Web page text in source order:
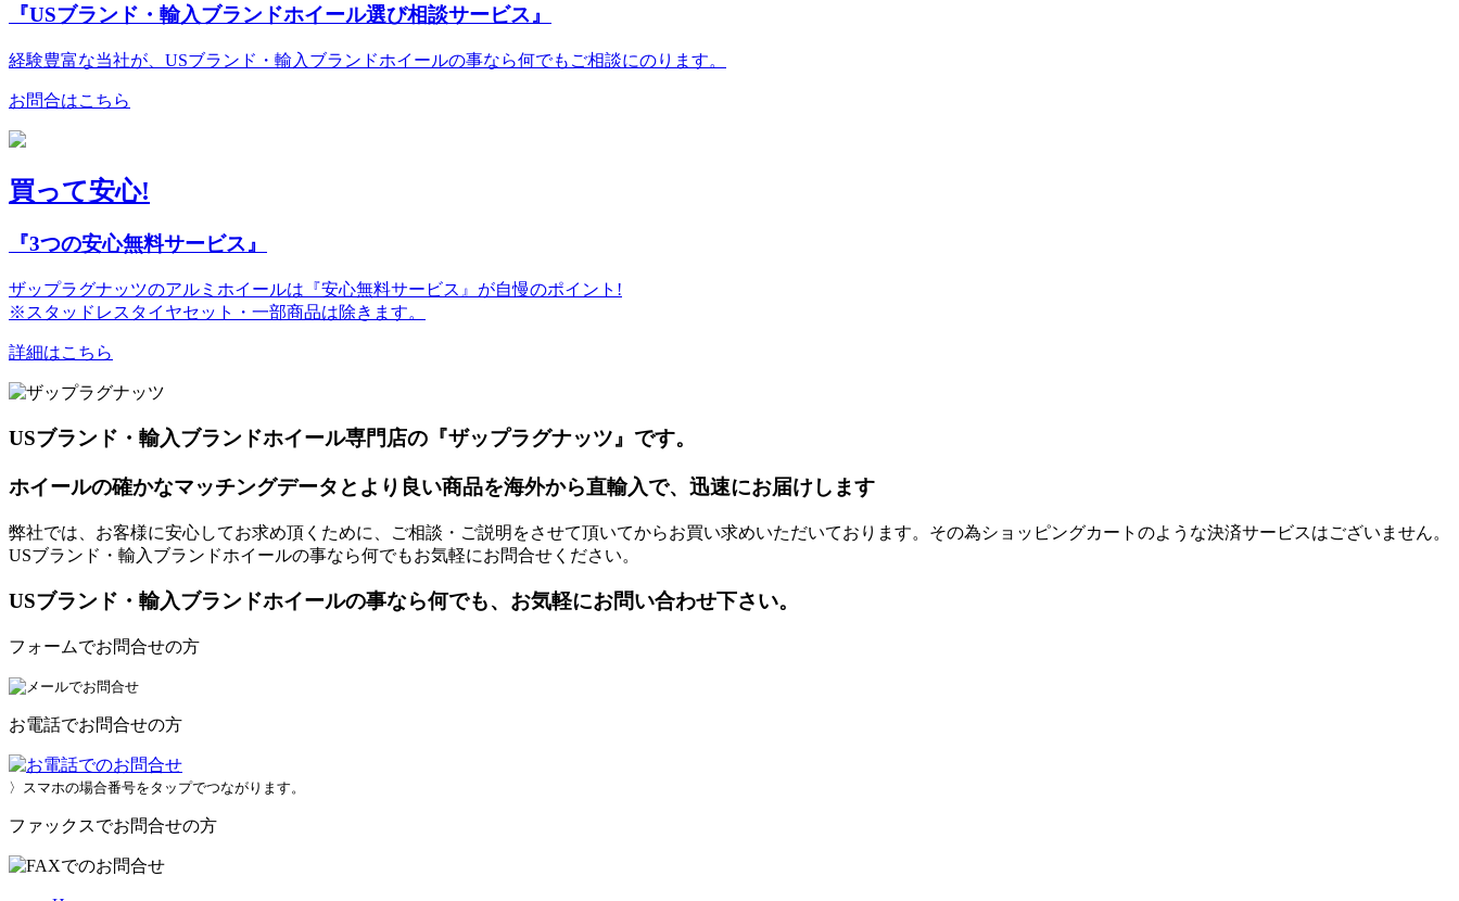
『USブランド・輸入ブランドホイール選び相談サービス』
経験豊富な当社が、USブランド・輸入ブランドホイールの事なら何でもご相談にのります。
お問合はこちら
買って安心!
『3つの安心無料サービス』
ザップラグナッツのアルミホイールは『安心無料サービス』が自慢のポイント!
※スタッドレスタイヤセット・一部商品は除きます。
詳細はこちら
USブランド・輸入ブランドホイール専門店の『ザップラグナッツ』です。
ホイールの確かなマッチングデータとより良い商品を海外から直輸入で、迅速にお届けします
弊社では、お客様に安心してお求め頂くために、ご相談・ご説明をさせて頂いてからお買い求めいただいております。その為ショッピングカートのような決済サービスはございません。
USブランド・輸入ブランドホイールの事なら何でもお気軽にお問合せください。
USブランド・輸入ブランドホイールの事なら何でも、お気軽にお問い合わせ下さい。
フォームでお問合せの方
お電話でお問合せの方
〉スマホの場合番号をタップでつながります。
ファックスでお問合せの方